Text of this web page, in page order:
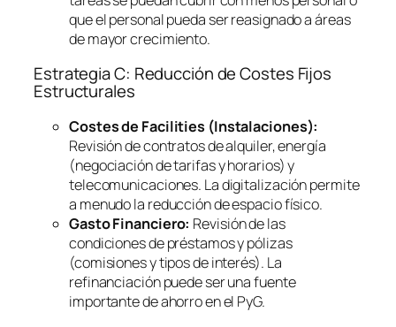
que el personal pueda ser reasignado a áreas
de mayor crecimiento.
Estrategia C: Reducción de Costes Fijos
Estructurales
Costes de Facilities (Instalaciones):
Revisión de contratos de alquiler, energía
(negociación de tarifas y horarios) y
telecomunicaciones. La digitalización permite
a menudo la reducción de espacio físico.
Gasto Financiero: Revisión de las
condiciones de préstamos y pólizas
(comisiones y tipos de interés). La
refinanciación puede ser una fuente
importante de ahorro en el PyG.